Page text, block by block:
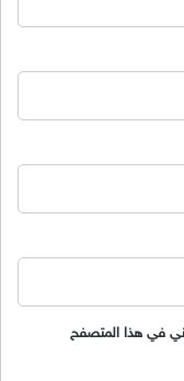
في هذا المتصفح